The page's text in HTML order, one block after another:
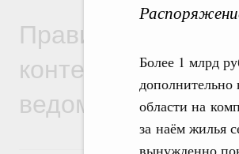
Более 1 млрд
дополнительно
области на
за наём жилья
вынужденно
контексте
ведомств